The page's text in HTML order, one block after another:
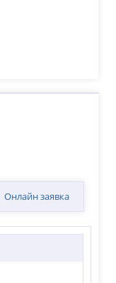
Онлайн заявка